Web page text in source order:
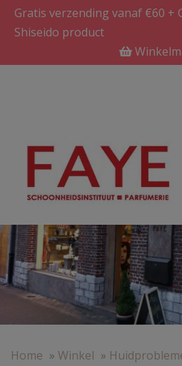
Gratis verzending vanaf €60 +
Shiseido product
Home » Winkel »